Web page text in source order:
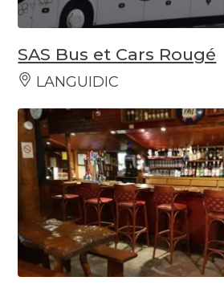
SAS Bus et Cars Rougé
LANGUIDIC